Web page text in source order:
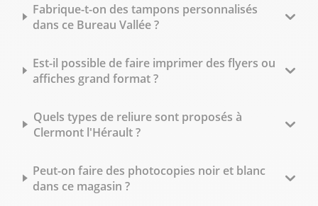
Fabrique-t-on des tampons personnalisés
dans ce Bureau Vallée ?
Est-il possible de faire imprimer des flyers ou
affiches grand format ?
Quels types de reliure sont proposés à
Clermont l'Hérault ?
Peut-on faire des photocopies noir et blanc
dans ce magasin ?